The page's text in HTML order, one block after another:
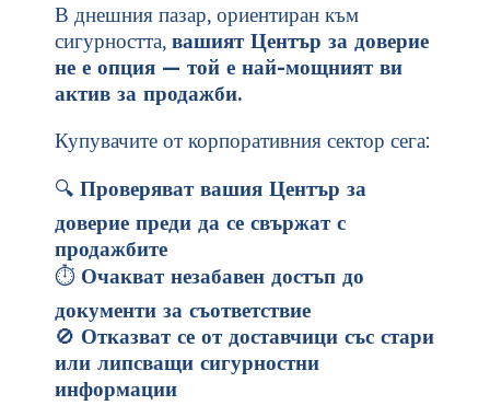
В днешния пазар, ориентиран към
сигурността, вашият Център за доверие
не е опция — той е най-мощният ви
актив за продажби.
Купувачите от корпоративния сектор сега:
🔍 Проверяват вашия Център за
доверие преди да се свържат с
продажбите
⏱️ Очакват незабавен достъп до
документи за съответствие
🚫 Отказват се от доставчици със стари
или липсващи сигурностни
информации